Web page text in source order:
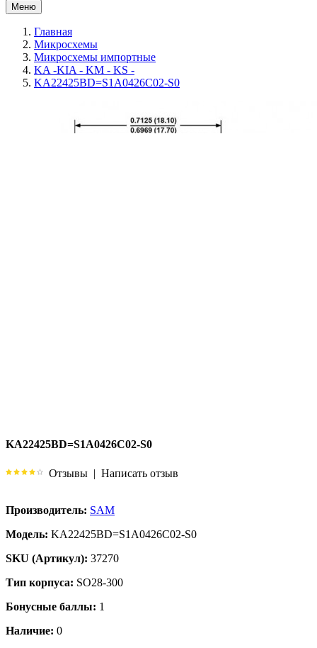
Меню
Главная
Микросхемы
Микросхемы импортные
KA -KIA - KM - KS -
KA22425BD=S1A0426C02-S0
KA22425BD=S1A0426C02-S0
Отзывы | Написать отзыв
Производитель: SAM
Модель: KA22425BD=S1A0426C02-S0
SKU (Артикул): 37270
Тип корпуса: SO28-300
Бонусные баллы: 1
Наличие: 0